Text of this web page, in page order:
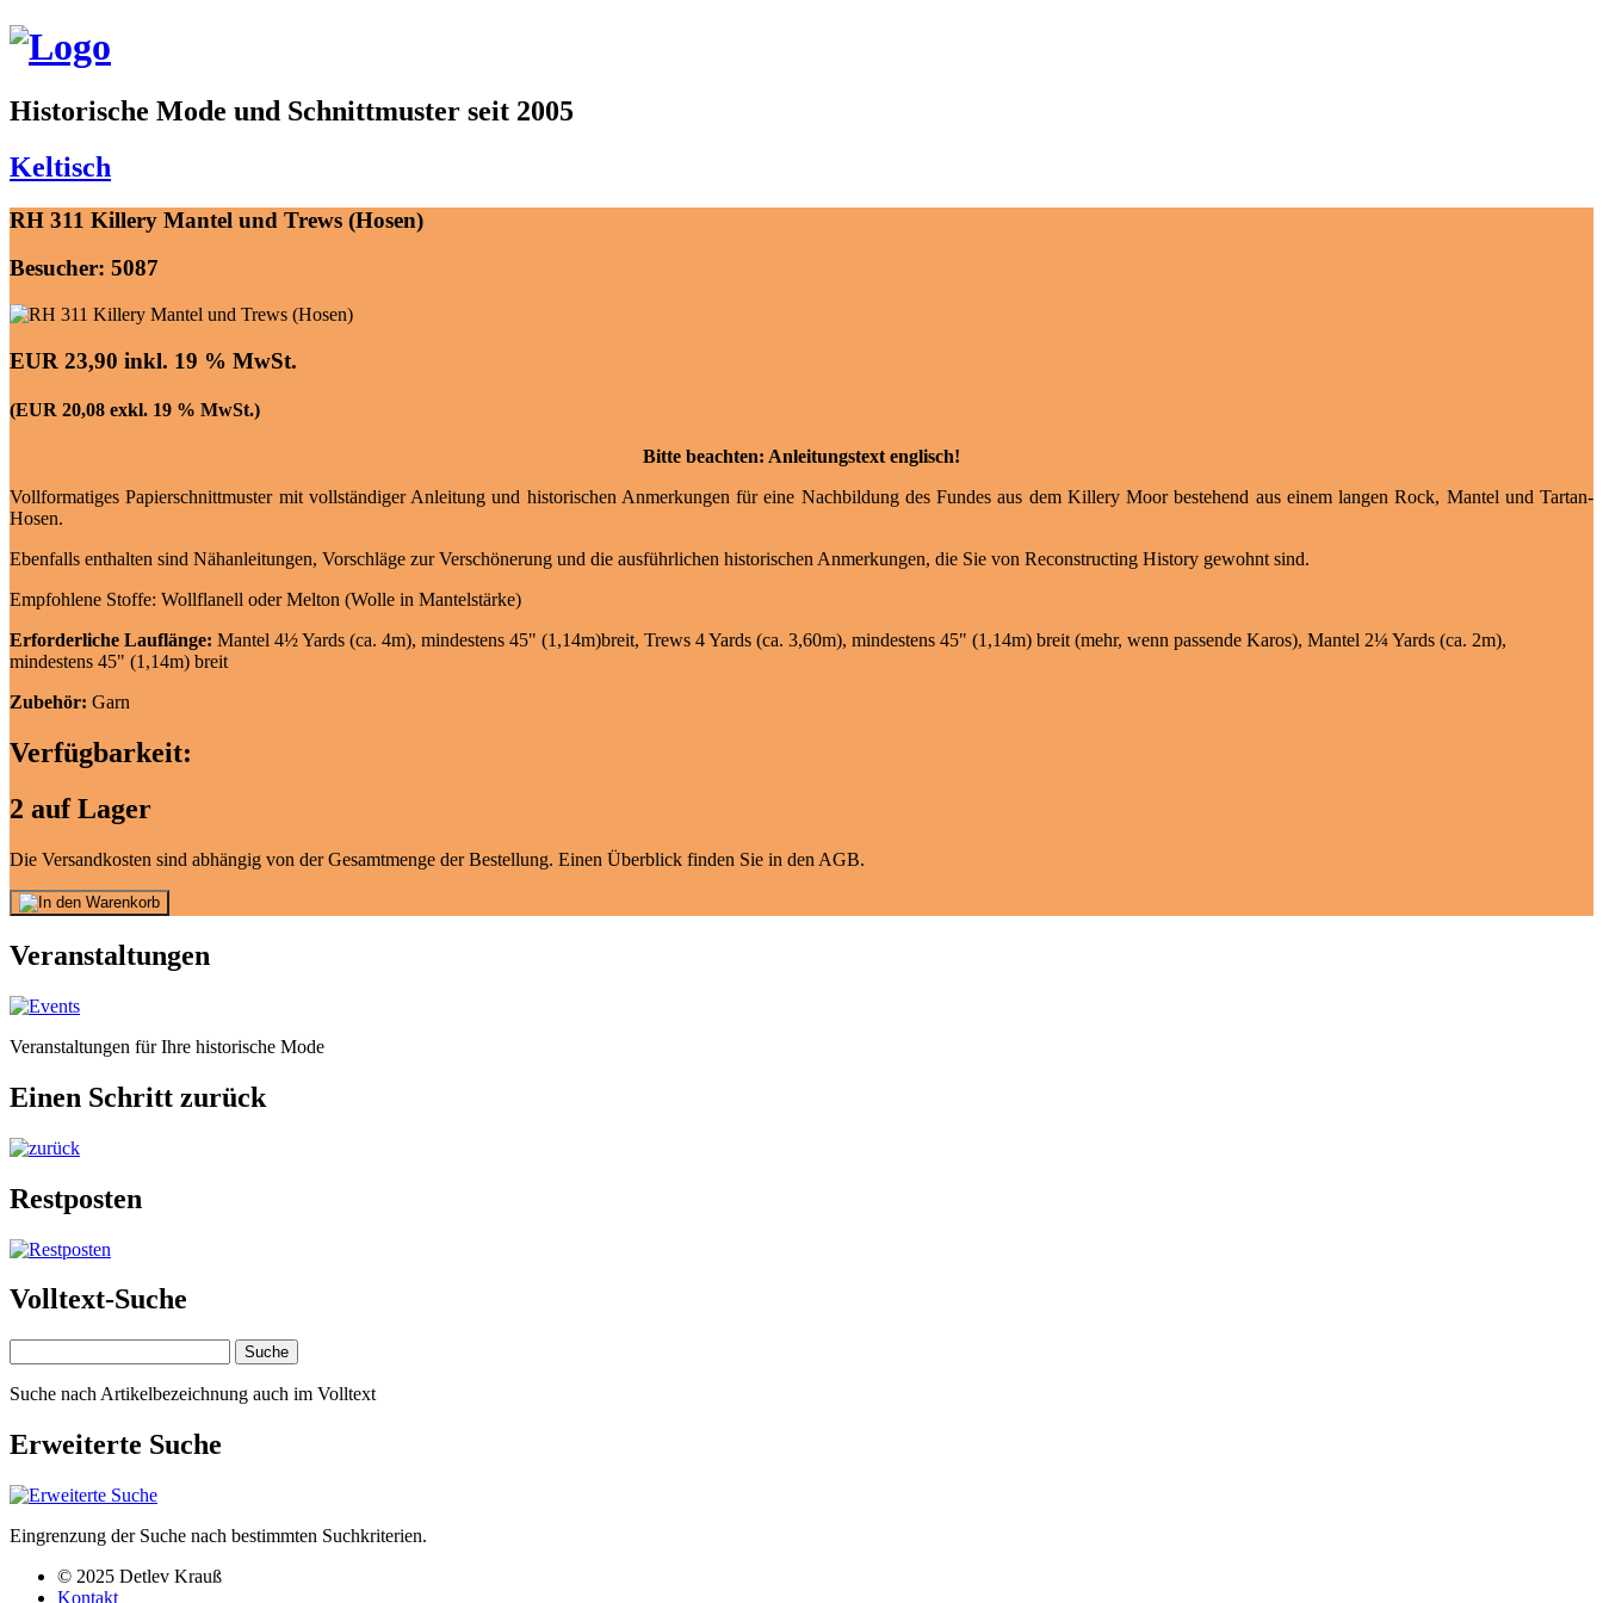
Historische Mode und Schnittmuster seit 2005
Keltisch
RH 311 Killery Mantel und Trews (Hosen)
Besucher: 5087
EUR 23,90 inkl. 19 % MwSt.
(EUR 20,08 exkl. 19 % MwSt.)
Bitte beachten: Anleitungstext englisch!
Vollformatiges Papierschnittmuster mit vollständiger Anleitung und historischen Anmerkungen für eine Nachbildung des Fundes aus dem Killery Moor bestehend aus einem langen Rock, Mantel und Tartan-
Hosen.
Ebenfalls enthalten sind Nähanleitungen, Vorschläge zur Verschönerung und die ausführlichen historischen Anmerkungen, die Sie von Reconstructing History gewohnt sind.
Empfohlene Stoffe: Wollflanell oder Melton (Wolle in Mantelstärke)
Erforderliche Lauflänge: Mantel 4½ Yards (ca. 4m), mindestens 45" (1,14m)breit, Trews 4 Yards (ca. 3,60m), mindestens 45" (1,14m) breit (mehr, wenn passende Karos), Mantel 2¼ Yards (ca. 2m),
mindestens 45" (1,14m) breit
Zubehör: Garn
Verfügbarkeit:
2 auf Lager
Die Versandkosten sind abhängig von der Gesamtmenge der Bestellung. Einen Überblick finden Sie in den AGB.
Veranstaltungen
Veranstaltungen für Ihre historische Mode
Einen Schritt zurück
Restposten
Volltext-Suche
Suche nach Artikelbezeichnung auch im Volltext
Erweiterte Suche
Eingrenzung der Suche nach bestimmten Suchkriterien.
© 2025 Detlev Krauß
Kontakt